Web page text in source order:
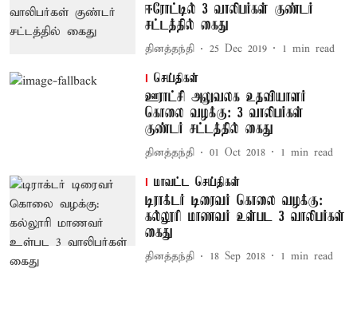
ஈரோட்டில் 3 வாலிபர்கள் குண்டர்
சட்டத்தில் கைது
தினத்தந்தி 25 Dec 2019 1 min read
செய்திகள்
ஊராட்சி அலுவலக உதவியாளர்
கொலை வழக்கு: 3 வாலிபர்கள்
குண்டர் சட்டத்தில் கைது
தினத்தந்தி 01 Oct 2018 1 min read
மாவட்ட செய்திகள்
டிராக்டர் டிரைவர் கொலை வழக்கு:
கல்லூரி மாணவர் உள்பட 3 வாலிபர்கள்
கைது
தினத்தந்தி 18 Sep 2018 1 min read